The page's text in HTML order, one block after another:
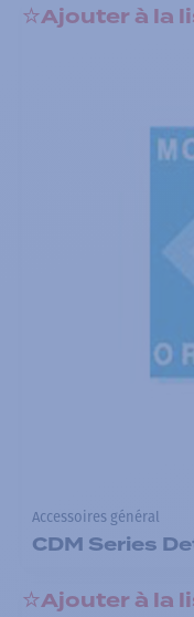
Ajouter à la
Accessoires général
CDM Series
Ajouter à la